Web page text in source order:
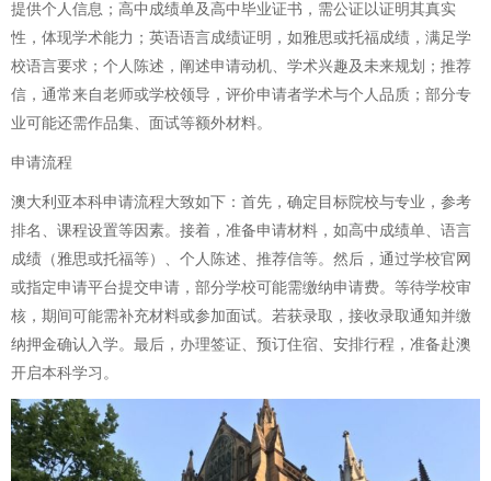
提供个人信息；高中成绩单及高中毕业证书，需公证以证明其真实
性，体现学术能力；英语语言成绩证明，如雅思或托福成绩，满足学
校语言要求；个人陈述，阐述申请动机、学术兴趣及未来规划；推荐
信，通常来自老师或学校领导，评价申请者学术与个人品质；部分专
业可能还需作品集、面试等额外材料。
申请流程
澳大利亚本科申请流程大致如下：首先，确定目标院校与专业，参考
排名、课程设置等因素。接着，准备申请材料，如高中成绩单、语言
成绩（雅思或托福等）、个人陈述、推荐信等。然后，通过学校官网
或指定申请平台提交申请，部分学校可能需缴纳申请费。等待学校审
核，期间可能需补充材料或参加面试。若获录取，接收录取通知并缴
纳押金确认入学。最后，办理签证、预订住宿、安排行程，准备赴澳
开启本科学习。